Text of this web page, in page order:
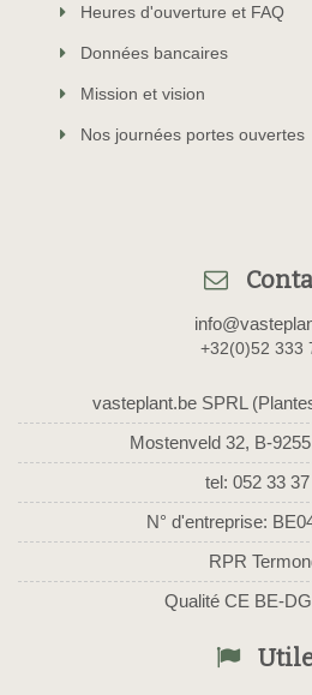
Heures d'ouverture et FAQ
Données bancaires
Mission et vision
Nos journées portes ouvertes
+32(0)52 333
vasteplant.be SPRL
Mostenveld 32, B-
tel: 052 33
N° d'entreprise:
RPR
Qualité CE BE-